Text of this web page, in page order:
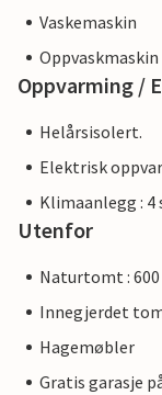
Vaskemaskin
Oppvaskmaskin
Oppvarming /
Helårsisolert.
Elektrisk
Klimaanlegg : 4
Utenfor
Naturtomt :
Innegjerdet
Hagemøbler
Gratis garasje